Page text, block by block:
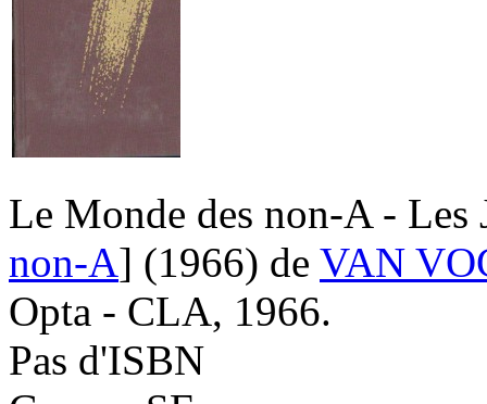
Le Monde des non-A - Les
non-A] (1966) de VAN
Opta - CLA, 1966.
Pas d'ISBN